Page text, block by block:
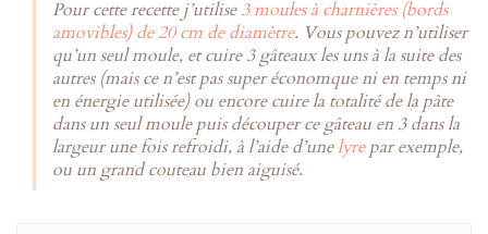
Pour cette recette j’utilise3 moules à charnières (bords
amovibles) de 20 cm de diamètre. Vous pouvez n’utiliser
qu’un seul moule, et cuire 3 gâteaux les uns à la suite des
autres (mais ce n’est pas super économque ni en temps ni
en énergie utilisée) ou encore cuire la totalité de la pâte
dans un seul moule puis découper ce gâteau en 3 dans la
largeur une fois refroidi, à l’aide d’unelyrepar exemple,
ou un grand couteau bien aiguisé.